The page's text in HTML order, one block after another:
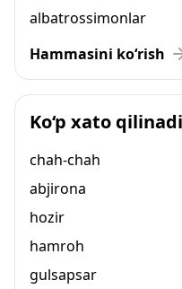
albatrossimonlar
Hammasini ko‘rish
Ko‘p xato
chah-chah
abjirona
hozir
hamroh
gulsapsar